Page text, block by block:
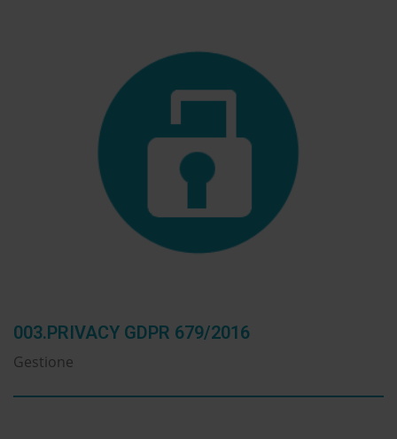
003.PRIVACY GDPR 679/2016
Gestione